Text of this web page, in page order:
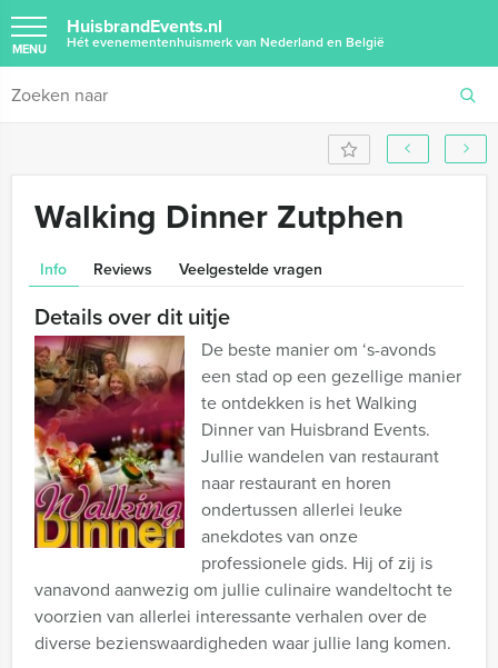
HuisbrandEvents.nl
Hét evenementenhuismerk van Nederland en België
MENU
Walking Dinner Zutphen
Info Reviews Veelgestelde vragen
Details over dit uitje
De beste manier om ‘s-avonds
een stad op een gezellige manier
te ontdekken is het Walking
Dinner van Huisbrand Events.
Jullie wandelen van restaurant
naar restaurant en horen
ondertussen allerlei leuke
anekdotes van onze
professionele gids. Hij of zij is
vanavond aanwezig om jullie culinaire wandeltocht te
voorzien van allerlei interessante verhalen over de
diverse bezienswaardigheden waar jullie lang komen.